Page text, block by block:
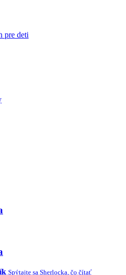
pre deti
Spýtajte sa Sherlocka, čo čítať